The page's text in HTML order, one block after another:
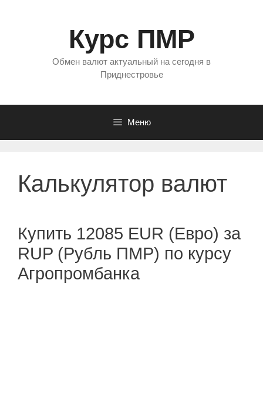
Курс ПМР
Обмен валют актуальный на сегодня в
Приднестровье
Меню
Калькулятор валют
Купить 12085 EUR (Евро) за
RUP (Рубль ПМР) по курсу
Агропромбанка